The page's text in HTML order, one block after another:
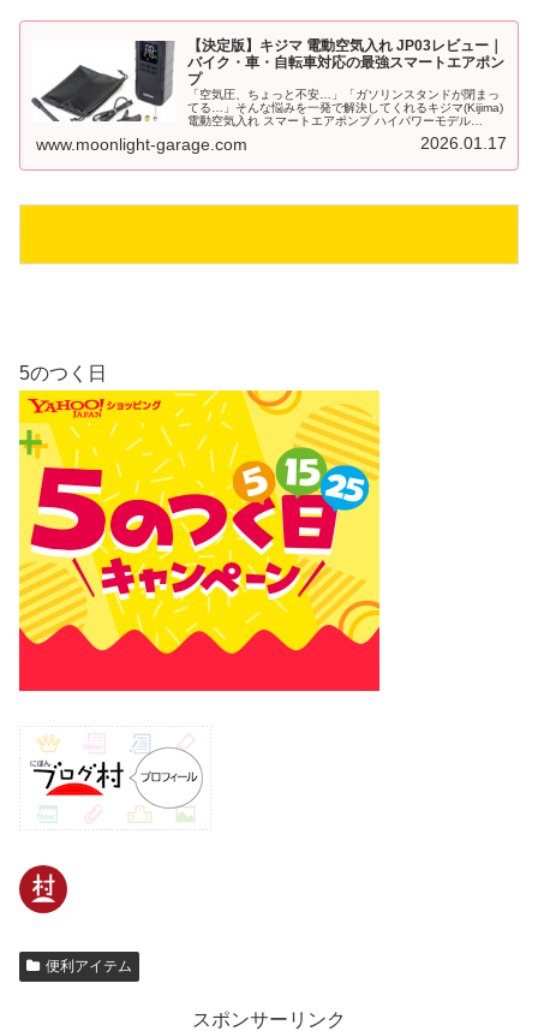
【決定版】キジマ 電動空気入れ JP03レビュー｜
バイク・車・自転車対応の最強スマートエアポン
プ
「空気圧、ちょっと不安…」「ガソリンスタンドが閉まっ
てる…」そんな悩みを一発で解決してくれるキジマ(Kijima)
電動空気入れ スマートエアポンプ ハイパワーモデル
www.moonlight-garage.com 2026.01.17
5のつく日
便利アイテム
スポンサーリンク